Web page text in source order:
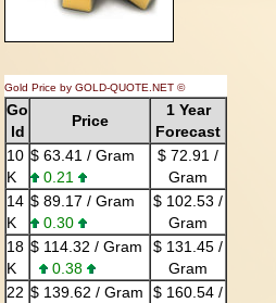
Gold Price by GOLD-QUOTE.NET ©
Go
ld
Price
1 Year
Forecast
10
K
$ 63.41 / Gram
0.21
$ 72.91 /
Gram
14
K
$ 89.17 / Gram
0.30
$ 102.53 /
Gram
18
K
$ 114.32 / Gram
0.38
$ 131.45 /
Gram
22 $ 139.62 / Gram
$ 160.54 /